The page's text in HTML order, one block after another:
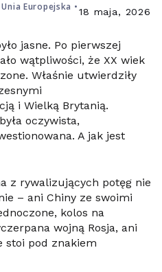
Unia Europejska •18 maja, 2026
jasne. Po pierwszej
wątpliwości, że XX wiek
Właśnie utwierdziły
i Wielką Brytanią.
oczywista,
A jak jest
z rywalizujących potęg nie
– ani Chiny ze swoimi
kolos na
wojną Rosja, ani
stoi pod znakiem